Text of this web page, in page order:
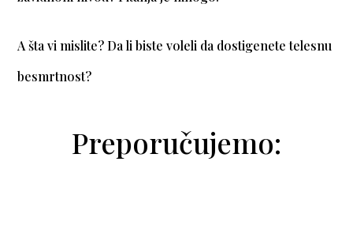
A šta vi mislite? Da li biste voleli da dostigenete telesnu
besmrtnost?
Preporučujemo: